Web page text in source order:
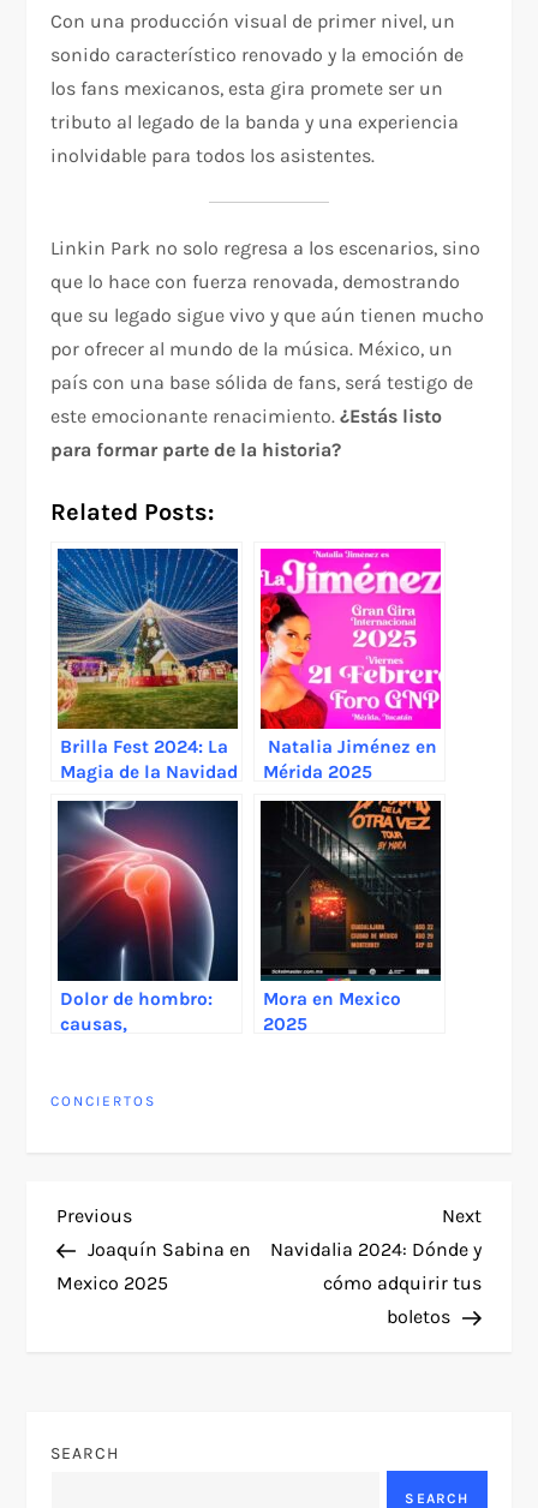
Con una producción visual de primer nivel, un
sonido característico renovado y la emoción de
los fans mexicanos, esta gira promete ser un
tributo al legado de la banda y una experiencia
inolvidable para todos los asistentes.
Linkin Park no solo regresa a los escenarios, sino
que lo hace con fuerza renovada, demostrando
que su legado sigue vivo y que aún tienen mucho
por ofrecer al mundo de la música. México, un
país con una base sólida de fans, será testigo de
este emocionante renacimiento.¿Estás listo
para formar parte de la historia?
Related Posts:
Brilla Fest 2024: La
Magia de la Navidad
en el Estado de
México
Natalia Jiménez en
Mérida 2025
Dolor de hombro:
causas,
traumatólogos en
Mora en Mexico
2025
CONCIERTOS
P
o
n
Previous
Post
Previous
Joaquín Sabina en
Mexico 2025
Next
Post
Next
Navidalia 2024: Dónde y
cómo adquirir tus
boletos
SEARCH
SEARCH